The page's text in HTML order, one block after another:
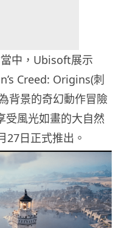
中，Ubisoft展示
Creed: Origins(刺
背景的奇幻動作冒險
受風光如畫的大自然
27日正式推出。